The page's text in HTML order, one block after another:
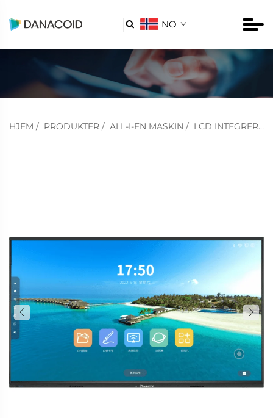
 NO
HJEM / PRODUKTER / ALL-I-EN MASKIN / LCD INTEGRERT MASKIN